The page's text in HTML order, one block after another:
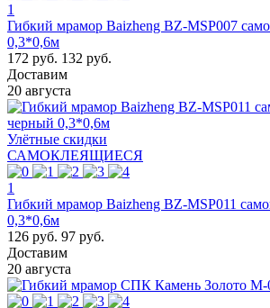
1
Гибкий мрамор Baizheng BZ-MSP007
0,3*0,6м
172 руб. 132 руб.
Доставим
20 августа
Улётные скидки
САМОКЛЕЯЩИЕСЯ
1
Гибкий мрамор Baizheng BZ-MSP011
0,3*0,6м
126 руб. 97 руб.
Доставим
20 августа